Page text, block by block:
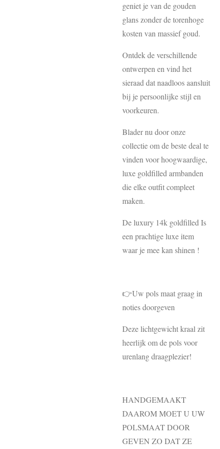
geniet je van de gouden
glans zonder de torenhoge
kosten van massief goud.
Ontdek de verschillende
ontwerpen en vind het
sieraad dat naadloos aansluit
bij je persoonlijke stijl en
voorkeuren.
Blader nu door onze
collectie om de beste deal te
vinden voor hoogwaardige,
luxe goldfilled armbanden
die elke outfit compleet
maken.
De luxury 14k goldfilled Is
een prachtige luxe item
waar je mee kan shinen !
👉Uw pols maat graag in
noties doorgeven
Deze lichtgewicht kraal zit
heerlijk om de pols voor
urenlang draagplezier!
HANDGEMAAKT
DAAROM MOET U UW
POLSMAAT DOOR
GEVEN ZO DAT ZE